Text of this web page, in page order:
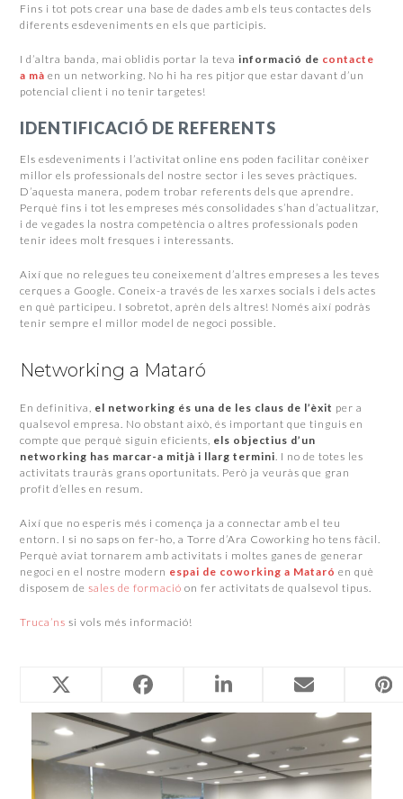
Fins i tot pots crear una base de dades amb els teus contactes dels
diferents esdeveniments en els que participis.
I d’altra banda, mai oblidis portar la tevainformació de contacte
a mà en un networking. No hi ha res pitjor que estar davant d’un
potencial client i no tenir targetes!
IDENTIFICACIÓ DE REFERENTS
Els esdeveniments i l’activitat online ens poden facilitar conèixer
millor els professionals del nostre sector i les seves pràctiques.
D’aquesta manera, podem trobar referents dels que aprendre.
Perquè fins i tot les empreses més consolidades s’han d’actualitzar,
i de vegades la nostra competència o altres professionals poden
tenir idees molt fresques i interessants.
Així que no relegues teu coneixement d’altres empreses a les teves
cerques a Google. Coneix-a través de les xarxes socials i dels actes
en què participeu. I sobretot, aprèn dels altres! Només així podràs
tenir sempre el millor model de negoci possible.
Networking a Mataró
En definitiva, el networking és una de les claus de l’èxit per a
qualsevol empresa. No obstant això, és important que tinguis en
compte que perquè siguin eficients, els objectius d’un
networking has marcar-a mitjà i llarg termini. I no de totes les
activitats trauràs grans oportunitats. Però ja veuràs que gran
profit d’elles en resum.
Així que no esperis més i comença ja a connectar amb el teu
entorn. I si no saps on fer-ho, a Torre d’Ara Coworking ho tens fàcil.
Perquè aviat tornarem amb activitats i moltes ganes de generar
negoci en el nostre modern espai de coworking a Mataró en què
disposem desales de formació on fer activitats de qualsevol tipus.
Truca’ns si vols més informació!
Related Posts